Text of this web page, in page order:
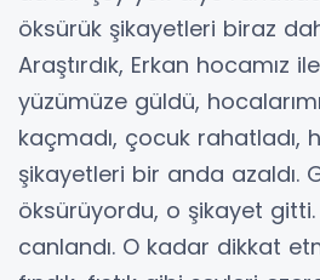
öksürük şikayetleri biraz
Araştırdık, Erkan hocamız
yüzümüze güldü,
kaçmadı, çocuk rahatladı,
şikayetleri bir anda azaldı.
öksürüyordu, o şikayet gitti.
canlandı. O kadar dikkat